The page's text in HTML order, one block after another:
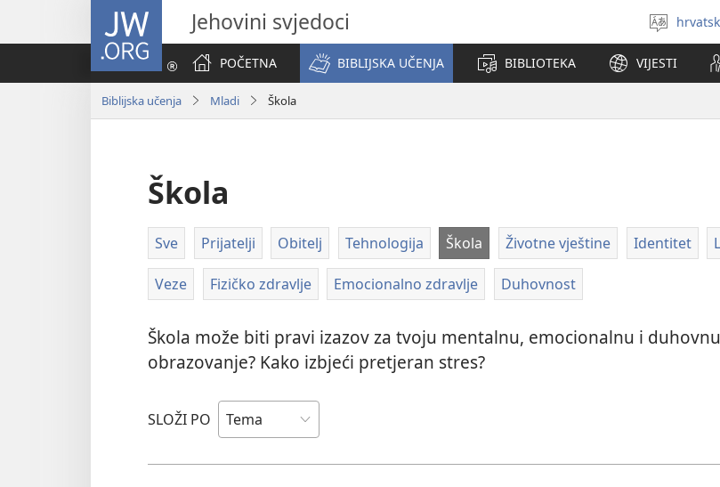
JW.ORG Jehovini svjedoci
jezik
POČETNA
BIBLIJSKA UČENJA BIBLIOTEKA VIJESTI
Biblijska učenja Mladi Škola
Škola
Sve Prijatelji Obitelj Tehnologija Škola Životne vještine Identitet
Veze Fizičko zdravlje Emocionalno zdravlje Duhovnost
Škola može biti pravi izazov za tvoju mentalnu, emocionalnu i
obrazovanje? Kako izbjeći pretjeran stres?
SLOŽI PO